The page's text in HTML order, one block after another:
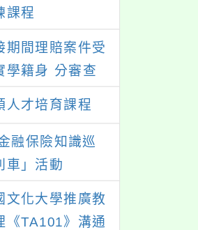
課程
期間理賠案件受
學籍身 分審查
人才培育課程
融保險知識巡
車」活動
文化大學推廣教
《TA101》溝通